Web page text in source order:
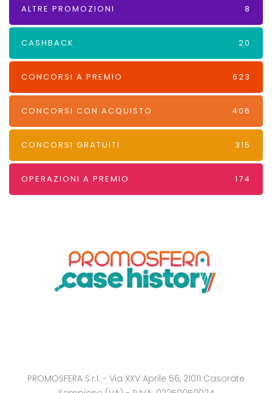
ALTRE PROMOZIONI 8
CASHBACK 20
CONCORSI A PREMIO 623
CONCORSI CON ACQUISTO 406
CONCORSI GRATUITI 315
OPERAZIONI A PREMIO 174
PROMOSFERA S.r.l. - Via XXV Aprile 56, 21011 Casorate